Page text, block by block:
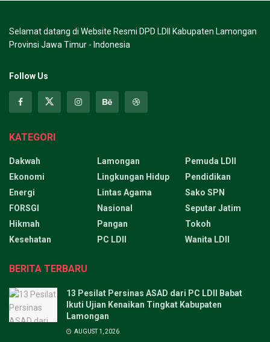
Selamat datang di Website Resmi DPD LDII Kabupaten Lamongan
Provinsi Jawa Timur - Indonesia
Follow Us
KATEGORI
Dakwah
Ekonomi
Energi
FORSGI
Hikmah
Kesehatan
Lamongan
Lingkungan Hidup
Lintas Agama
Nasional
Pangan
PC LDII
Pemuda LDII
Pendidikan
Sako SPN
Seputar Jatim
Tokoh
Wanita LDII
BERITA TERBARU
13 Pesilat Persinas ASAD dari PC LDII Babat
Ikuti Ujian Kenaikan Tingkat Kabupaten
Lamongan
AUGUST 1, 2026